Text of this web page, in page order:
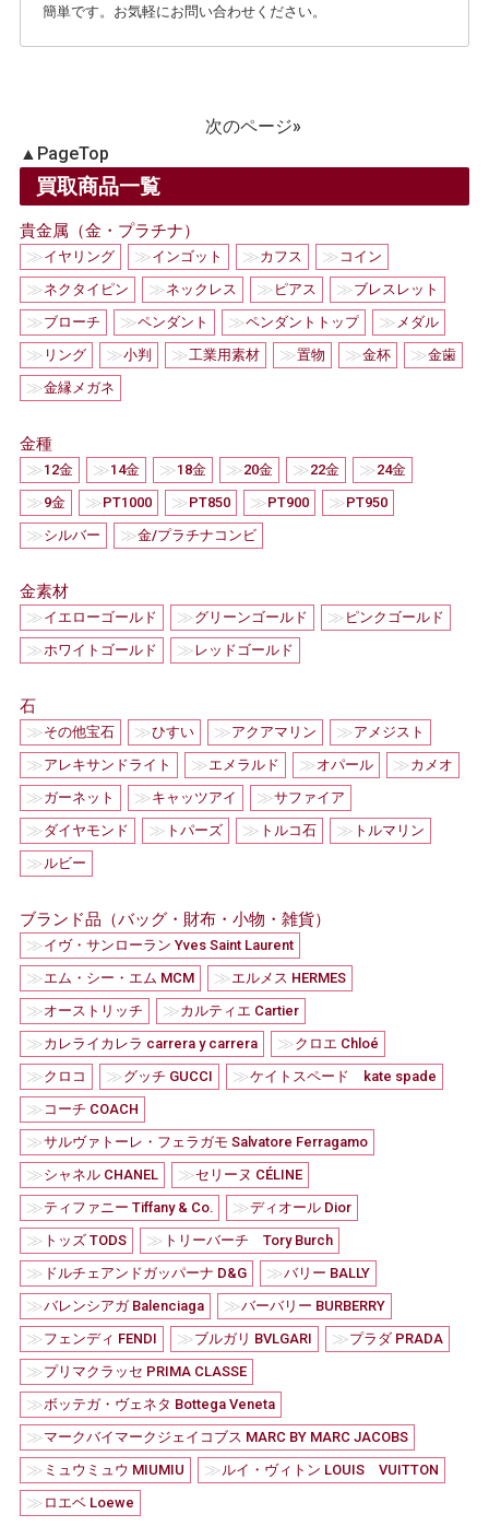
簡単です。お気軽にお問い合わせください。
次のページ»
▲ PageTop
買取商品一覧
貴金属（金・プラチナ）
≫イヤリング ≫インゴット ≫カフス ≫ コイン
≫ネクタイピン ≫ネックレス ≫ ピアス ≫ブレスレット
≫ブローチ ≫ペンダント ≫ペンダントトップ ≫ メダル
≫ リング ≫小判 ≫工業用素材 ≫置物 ≫金杯 ≫金歯
≫金縁メガネ
金種
≫12金 ≫14金 ≫18金 ≫20金 ≫22金 ≫24金
≫9金 ≫PT1000 ≫PT850 ≫PT900 ≫PT950
≫シルバー ≫金/プラチナコンビ
金素材
≫イエローゴールド ≫グリーンゴールド ≫ ピンクゴールド
≫ホワイトゴールド ≫ レッドゴールド
石
≫その他宝石 ≫ひすい ≫アクアマリン ≫アメジスト
≫アレキサンドライト ≫エメラルド ≫オパール ≫カメオ
≫ガーネット ≫キャッツアイ ≫サファイア
≫ダイヤモンド ≫ トパーズ ≫ トルコ石 ≫ トルマリン
≫ルビー
ブランド品（バッグ・財布・小物・雑貨）
≫イヴ・サンローラン Yves Saint Laurent
≫エム・シー・エム MCM ≫エルメス HERMES
≫オーストリッチ ≫カルティエ Cartier
≫カレライカレラ carrera y carrera ≫クロエ Chloé
≫クロコ ≫グッチ GUCCI ≫ケイトスペード kate spade
≫ コーチ COACH
≫サルヴァトーレ・フェラガモ Salvatore Ferragamo
≫シャネル CHANEL ≫セリーヌ CÉLINE
≫ティファニー Tiffany & Co. ≫ディオール Dior
≫ トッズ TODS ≫ トリーバーチ Tory Burch
≫ ドルチェアンドガッパーナ D&G ≫バリー BALLY
≫バレンシアガ Balenciaga ≫バーバリー BURBERRY
≫フェンディ FENDI ≫ブルガリ BVLGARI ≫プラダ PRADA
≫プリマクラッセ PRIMA CLASSE
≫ボッテガ・ヴェネタ Bottega Veneta
≫マークバイマークジェイコブス MARC BY MARC JACOBS
≫ ミュウミュウ MIUMIU ≫ルイ・ヴィトン LOUIS VUITTON
≫ ロエベ Loewe